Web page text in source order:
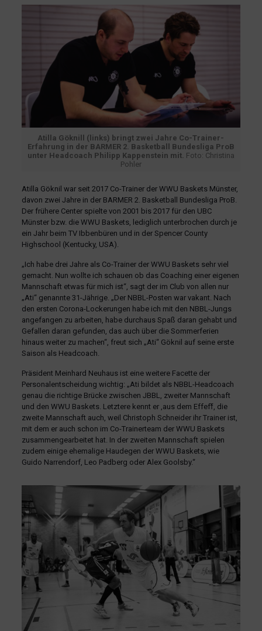
Atilla Göknill (links) bringt zwei Jahre Co-Trainer-
Erfahrung in der BARMER 2. Basketball Bundesliga ProB
unter Headcoach Philipp Kappenstein mit. Foto: Christina
Pohler
Atilla Göknil war seit 2017 Co-Trainer der WWU Baskets Münster,
davon zwei Jahre in der BARMER 2. Basketball Bundesliga ProB.
Der frühere Center spielte von 2001 bis 2017 für den UBC
Münster bzw. die WWU Baskets, lediglich unterbrochen durch je
ein Jahr beim TV Ibbenbüren und in der Spencer County
Highschool (Kentucky, USA).
„Ich habe drei Jahre als Co-Trainer der WWU Baskets sehr viel
gemacht. Nun wollte ich schauen ob das Coaching einer eigenen
Mannschaft etwas für mich ist“, sagt der im Club von allen nur
„Ati“ genannte 31-Jährige. „Der NBBL-Posten war vakant. Nach
den ersten Corona-Lockerungen habe ich mit den NBBL-Jungs
angefangen zu arbeiten, habe durchaus Spaß daran gehabt und
Gefallen daran gefunden, das auch über die Sommerferien
hinaus weiter zu machen“, freut sich „Ati“ Göknil auf seine erste
Saison als Headcoach.
Präsident Meinhard Neuhaus ist eine weitere Facette der
Personalentscheidung wichtig: „Ati bildet als NBBL-Headcoach
genau die richtige Brücke zwischen JBBL, zweiter Mannschaft
und den WWU Baskets. Letztere kennt er ,aus dem Effeff̔, die
zweite Mannschaft auch, weil Christoph Schneider ihr Trainer ist,
mit dem er auch schon im Co-Trainerteam der WWU Baskets
zusammengearbeitet hat. In der zweiten Mannschaft spielen
zudem einige ehemalige Haudegen der WWU Baskets, wie
Guido Narrendorf, Leo Padberg oder Alex Goolsby.“